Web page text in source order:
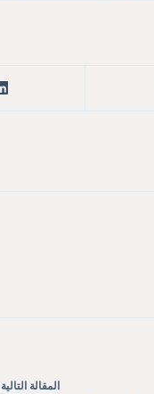
المقالة التالية